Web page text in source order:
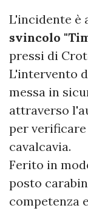
L'incidente è
svincolo
pressi di
L'intervento
messa in
attraverso
per
cavalcavia.
Ferito in
posto
competenza